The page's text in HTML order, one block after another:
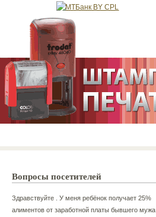
Вопросы посетителей
Здравствуйте . У меня ребёнок получает 25%
алиментов от заработной платы бывшего мужа .